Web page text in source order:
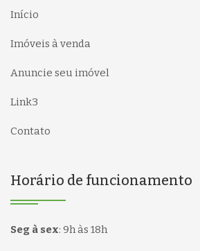
Início
Imóveis à venda
Anuncie seu imóvel
Link3
Contato
Horário de funcionamento
Seg à sex: 9h às 18h